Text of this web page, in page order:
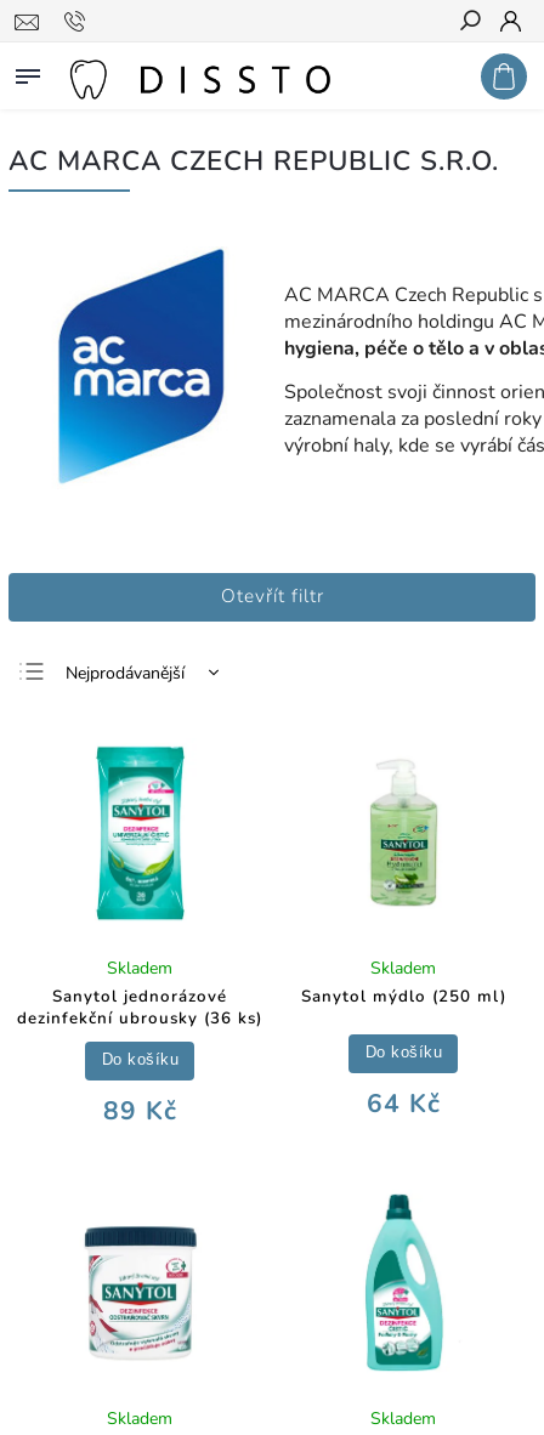
Hledat
AC MARCA CZECH REPUBLIC S.R.O.
AC MARCA Czech Republic
mezinárodního holdingu AC
hygiena, péče o tělo a v
Společnost svoji činnost
zaznamenala za poslední
výrobní haly, kde se vyrábí
Otevřít filtr
Nejprodávanější
Nejdražší
Abecedně
Sanytol jednorázové
dezinfekční ubrousky (36 ks)
Skladem
89 Kč
Do košíku
Sanytol mýdlo (250 ml)
Skladem
64 Kč
Do košíku
Skladem Skladem